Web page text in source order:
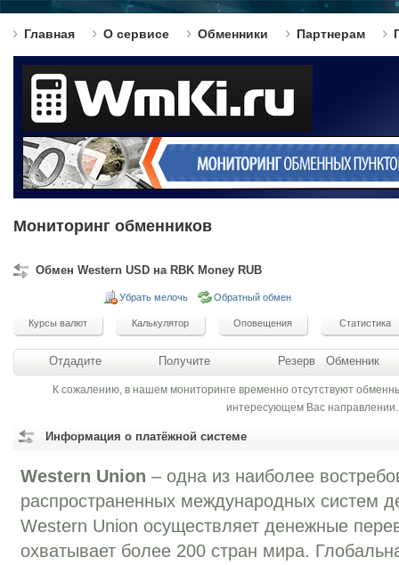
Главная О сервисе Обменники Партнерам
Мониторинг обменников
Обмен Western USD на RBK Money RUB
Убрать мелочь Обратный обмен
Отдадите Получите Резерв Обменник
К сожалению, в нашем мониторинге временно отсутствуют
интересующем Вас направлении.
Информация о платёжной системе
Western Union – одна из наиболее
распространенных международных систем
Western Union осуществляет денежные
охватывает более 200 стран мира.